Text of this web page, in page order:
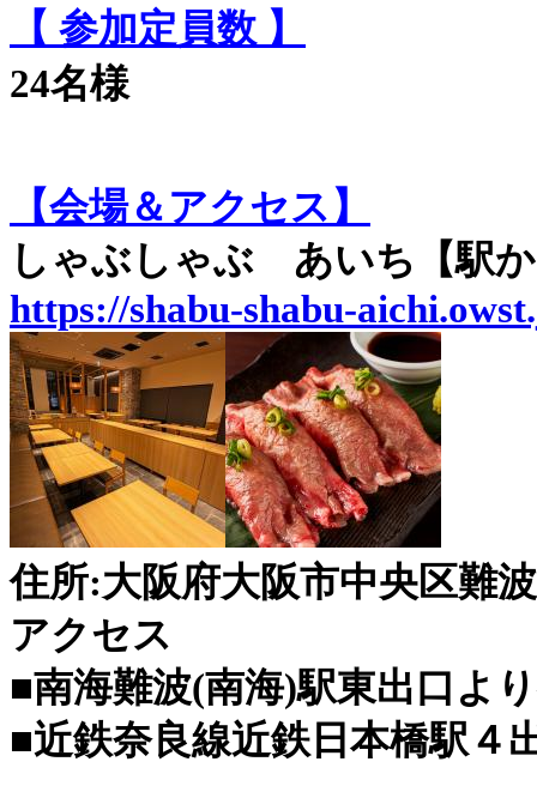
【 参加定員数 】
24名様
【会場＆アクセス】
しゃぶしゃぶ あいち【駅
https://shabu-shabu-
住所:大阪府大阪市中央区難
アクセス
■南海難波(南海)駅東出口よ
■近鉄奈良線近鉄日本橋駅４